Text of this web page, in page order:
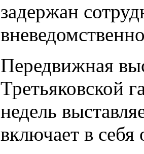
задержан
Передвижная
Третьяковской
недель
включает в